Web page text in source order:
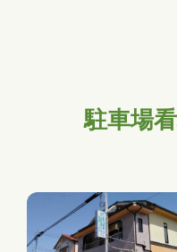
駐車場